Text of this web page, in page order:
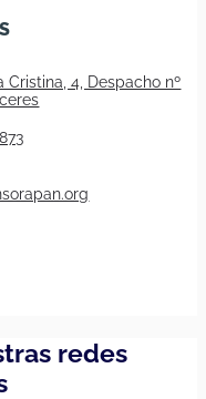
4, Despacho nº
redes